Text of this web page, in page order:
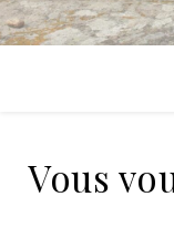
Vous